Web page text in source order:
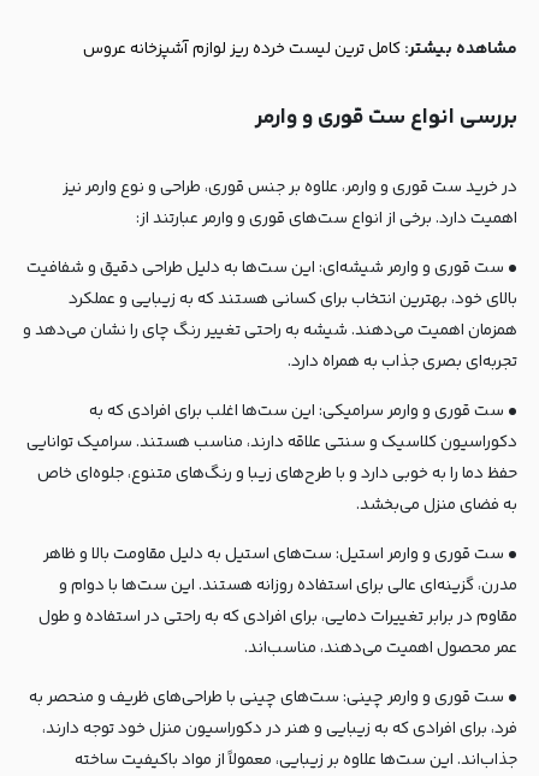
مشاهده بیشتر:‌کامل ترین لیست خرده ریز لوازم آشپزخانه عروس
بررسی انواع ست قوری و وارمر
در خرید ست قوری و وارمر، علاوه بر جنس قوری، طراحی و نوع وارمر نیز
اهمیت دارد. برخی از انواع ست‌های قوری و وارمر عبارتند از:
• ست قوری و وارمر شیشه‌ای: این ست‌ها به دلیل طراحی دقیق و شفافیت
بالای خود، بهترین انتخاب برای کسانی هستند که به زیبایی و عملکرد
همزمان اهمیت می‌دهند. شیشه به راحتی تغییر رنگ چای را نشان می‌دهد و
تجربه‌ای بصری جذاب به همراه دارد.
• ست قوری و وارمر سرامیکی: این ست‌ها اغلب برای افرادی که به
دکوراسیون کلاسیک و سنتی علاقه دارند، مناسب هستند. سرامیک توانایی
حفظ دما را به خوبی دارد و با طرح‌های زیبا و رنگ‌های متنوع، جلوه‌ای خاص
به فضای منزل می‌بخشد.
• ست قوری و وارمر استیل: ست‌های استیل به دلیل مقاومت بالا و ظاهر
مدرن، گزینه‌ای عالی برای استفاده روزانه هستند. این ست‌ها با دوام و
مقاوم در برابر تغییرات دمایی، برای افرادی که به راحتی در استفاده و طول
عمر محصول اهمیت می‌دهند، مناسب‌اند.
• ست قوری و وارمر چینی: ست‌های چینی با طراحی‌های ظریف و منحصر به
فرد، برای افرادی که به زیبایی و هنر در دکوراسیون منزل خود توجه دارند،
جذاب‌اند. این ست‌ها علاوه بر زیبایی، معمولاً از مواد باکیفیت ساخته